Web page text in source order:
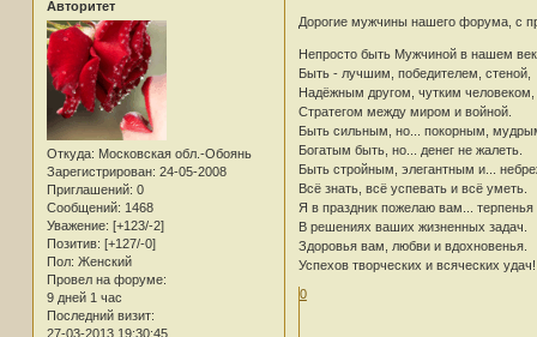
Авторитет
Откуда: Московская обл.-Обоянь
Зарегистрирован: 24-05-2008
Приглашений: 0
Сообщений: 1468
Уважение: [+123/-2]
Позитив: [+127/-0]
Пол: Женский
Провел на форуме:
9 дней 1 час
Последний визит:
27-03-2013 19:30:45
Дорогие мужчины нашего форума, с
Непросто быть Мужчиной в нашем
Быть - лучшим, победителем, стеной,
Надёжным другом, чутким человеком,
Стратегом между миром и войной.
Быть сильным, но... покорным,
Богатым быть, но... денег не жалеть.
Быть стройным, элегантным и...
Всё знать, всё успевать и всё уметь.
Я в праздник пожелаю вам... терпенья
В решениях ваших жизненных задач.
Здоровья вам, любви и вдохновенья.
Успехов творческих и всяческих удач!
0